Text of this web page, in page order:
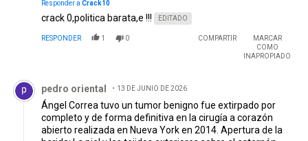
Responder a Crack10
crack 0,politica barata,e !!! EDITADO
RESPONDER 1 0 COMPARTIR
MARCAR
COMO
INAPROPIADO
Comentario de pedro oriental.
pedro oriental 13 DE JUNIO DE 2026
Ángel Correa tuvo un tumor benigno fue extirpado por
completo y de forma definitiva en la cirugía a corazón
abierto realizada en Nueva York en 2014. Apertura de la